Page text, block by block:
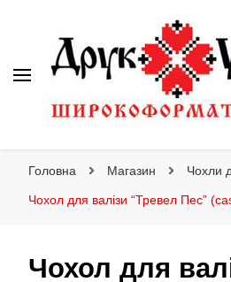
Головна Магазин Чохли
Чохол для валізи “Тревел Пес”
Чохол для